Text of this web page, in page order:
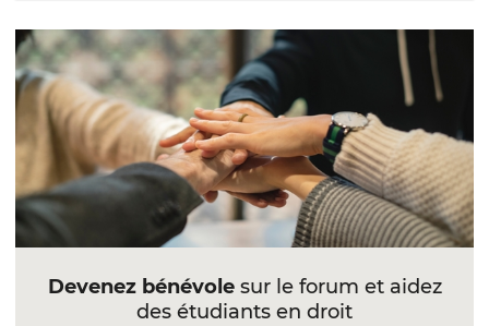
Devenez bénévolesur le forum et aidez
des étudiants en droit